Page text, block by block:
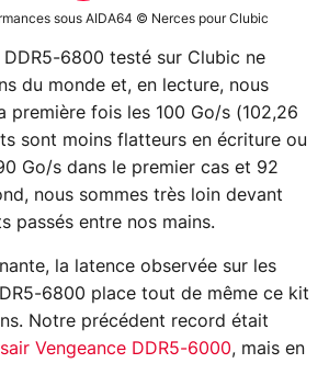
sous AIDA64 © Nerces pour Clubic
6800 testé sur Clubic ne
du monde et, en lecture, nous
première fois les 100 Go/s (102,26
sont moins flatteurs en écriture ou
Go/s dans le premier cas et 92
nous sommes très loin devant
passés entre nos mains.
la latence observée sur les
6800 place tout de même ce kit
Notre précédent record était
Vengeance DDR5-6000, mais en